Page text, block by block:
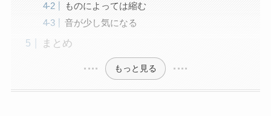
ものによっては縮む
音が少し気になる
まとめ
もっと見る